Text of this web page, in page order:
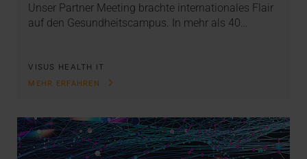
Unser Partner Meeting brachte internationales Flair
auf den Gesundheitscampus. In mehr als 40…
VISUS HEALTH IT
MEHR ERFAHREN